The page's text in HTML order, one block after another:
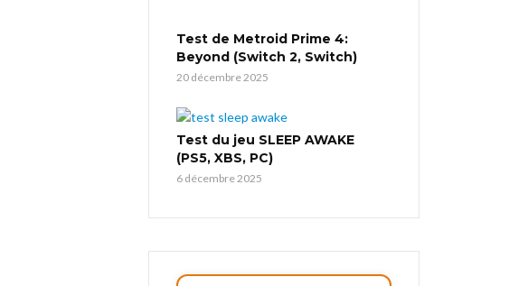
Test de Metroid Prime 4:
Beyond (Switch 2, Switch)
20 décembre 2025
Test du jeu SLEEP AWAKE
(PS5, XBS, PC)
6 décembre 2025